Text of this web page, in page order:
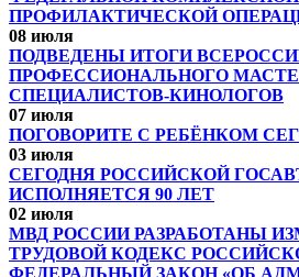
ПРОФИЛАКТИЧЕСКОЙ
08 июля
ПОДВЕДЕНЫ ИТОГИ
ПРОФЕССИОНАЛЬНОГО
СПЕЦИАЛИСТОВ-КИНОЛОГОВ
07 июля
ПОГОВОРИТЕ С РЕБЁНКОМ
03 июля
СЕГОДНЯ РОССИЙСКОЙ
ИСПОЛНЯЕТСЯ 90 ЛЕТ
02 июля
МВД РОССИИ РАЗРАБОТАНЫ
ТРУДОВОЙ КОДЕКС
ФЕДЕРАЛЬНЫЙ ЗАКОН «ОБ